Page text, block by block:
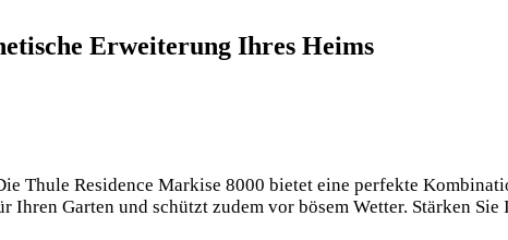
Erweiterung Ihres Heims
Thule Residence Markise 8000 bietet eine perfekte
Garten und schützt zudem vor bösem Wetter. Stärken